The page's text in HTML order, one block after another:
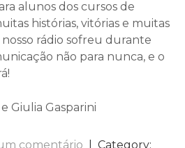
alunos dos cursos de
histórias, vitórias e muitas
rádio sofreu durante
não para nunca, e o
Giulia Gasparini
comentário
| Category: